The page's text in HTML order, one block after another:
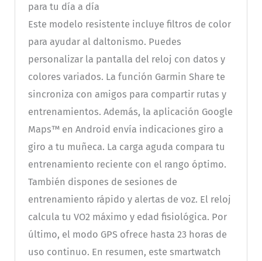
para tu día a día
Este modelo resistente incluye filtros de color
para ayudar al daltonismo. Puedes
personalizar la pantalla del reloj con datos y
colores variados. La función Garmin Share te
sincroniza con amigos para compartir rutas y
entrenamientos. Además, la aplicación Google
Maps™ en Android envía indicaciones giro a
giro a tu muñeca. La carga aguda compara tu
entrenamiento reciente con el rango óptimo.
También dispones de sesiones de
entrenamiento rápido y alertas de voz. El reloj
calcula tu VO2 máximo y edad fisiológica. Por
último, el modo GPS ofrece hasta 23 horas de
uso continuo. En resumen, este smartwatch